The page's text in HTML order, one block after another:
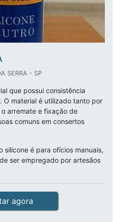
SERRA - SP
que possui consistência
O material é utilizado tanto por
arremate e fixação de
comuns em consertos
silicone é para ofícios manuais,
ser empregado por artesãos
agora